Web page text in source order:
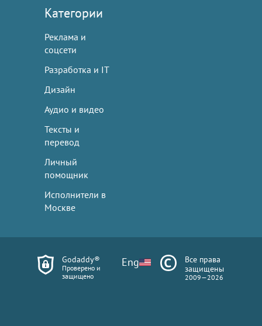
Категории
Реклама и
соцсети
Разработка и IT
Дизайн
Аудио и видео
Тексты и
перевод
Личный
помощник
Исполнители в
Москве
Godaddy®
Проверено и
защищено
Eng
Все права
защищены
2009—2026